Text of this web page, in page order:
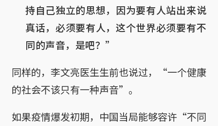
持自己独立的思想，因为要有人站出来说
真话，必须要有人，这个世界必须要有不
同的声音，是吧？”
同样的，李文亮医生生前也说过，“一个健康
的社会不该只有一种声音”。
如果疫情爆发初期，中国当局能够容许“不同